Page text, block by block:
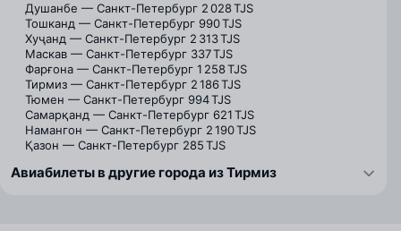
Душанбе — Санкт-Петербург 2 028 TJS
Тошканд — Санкт-Петербург 990 TJS
Хуҷанд — Санкт-Петербург 2 313 TJS
Маскав — Санкт-Петербург 337 TJS
Фарғона — Санкт-Петербург 1 258 TJS
Тирмиз — Санкт-Петербург 2 186 TJS
Тюмен — Санкт-Петербург 994 TJS
Самарқанд — Санкт-Петербург 621 TJS
Намангон — Санкт-Петербург 2 190 TJS
Қазон — Санкт-Петербург 285 TJS
Авиабилеты в другие города из Тирмиз